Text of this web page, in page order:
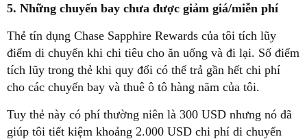
5. Những chuyến bay chưa được giảm giá/miễn phí
Thẻ tín dụng Chase Sapphire Rewards của tôi tích lũy
điểm di chuyển khi chi tiêu cho ăn uống và đi lại. Số điểm
tích lũy trong thẻ khi quy đổi có thể trả gần hết chi phí
cho các chuyến bay và thuê ô tô hàng năm của tôi.
Tuy thẻ này có phí thường niên là 300 USD nhưng nó đã
giúp tôi tiết kiệm khoảng 2.000 USD chi phí di chuyển